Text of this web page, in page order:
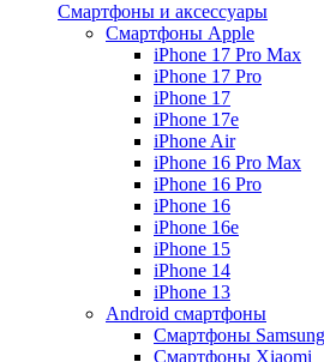
Смартфоны и аксессуары
Смартфоны Apple
iPhone 17 Pro Max
iPhone 17 Pro
iPhone 17
iPhone 17e
iPhone Air
iPhone 16 Pro Max
iPhone 16 Pro
iPhone 16
iPhone 16e
iPhone 15
iPhone 14
iPhone 13
Android cмартфоны
Смартфоны Samsung
Смартфоны Xiaomi